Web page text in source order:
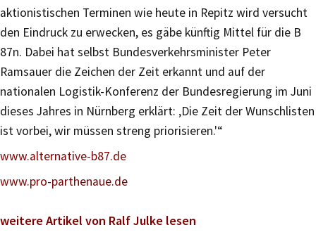
aktionistischen Terminen wie heute in Repitz wird versucht
den Eindruck zu erwecken, es gäbe künftig Mittel für die B
87n. Dabei hat selbst Bundesverkehrsminister Peter
Ramsauer die Zeichen der Zeit erkannt und auf der
nationalen Logistik-Konferenz der Bundesregierung im Juni
dieses Jahres in Nürnberg erklärt: ‚Die Zeit der Wunschlisten
ist vorbei, wir müssen streng priorisieren.'“
www.alternative-b87.de
www.pro-parthenaue.de
weitere Artikel von Ralf Julke lesen